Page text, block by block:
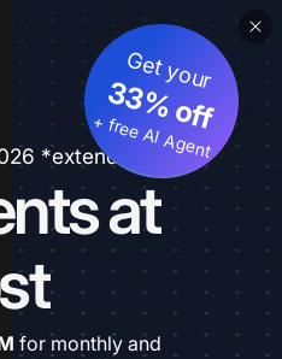
*extended
at
Get your
33% off
+ free AI Agent
for monthly and